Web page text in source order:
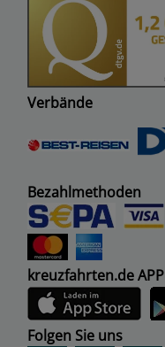
Verbände
Bezahlmethoden
kreuzfahrten.de APP
Folgen Sie uns